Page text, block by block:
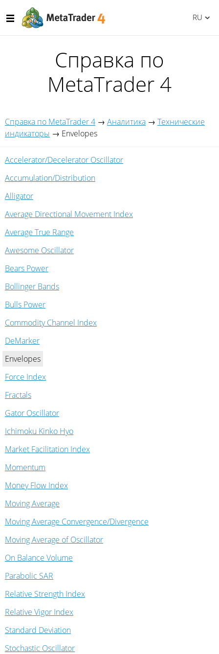
RU
Справка по
MetaTrader 4
Справка по MetaTrader 4 → Аналитика → Технические
индикаторы → Envelopes
Accelerator/Decelerator Oscillator
Accumulation/Distribution
Alligator
Average Directional Movement Index
Average True Range
Awesome Oscillator
Bears Power
Bollinger Bands
Bulls Power
Commodity Channel Index
DeMarker
Envelopes
Force Index
Fractals
Gator Oscillator
Ichimoku Kinko Hyo
Market Facilitation Index
Momentum
Money Flow Index
Moving Average
Moving Average Convergence/Divergence
Moving Average of Oscillator
On Balance Volume
Parabolic SAR
Relative Strength Index
Relative Vigor Index
Standard Deviation
Stochastic Oscillator